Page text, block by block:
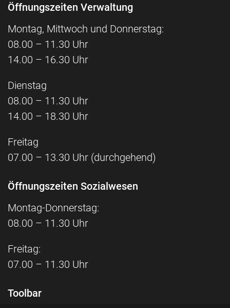
Öffnungszeiten Verwaltung
Montag, Mittwoch und Donnerstag:
08.00 – 11.30 Uhr
14.00 – 16.30 Uhr
Dienstag
08.00 – 11.30 Uhr
14.00 – 18.30 Uhr
Freitag
07.00 – 13.30 Uhr (durchgehend)
Öffnungszeiten Sozialwesen
Montag-Donnerstag:
08.00 – 11.30 Uhr
Freitag:
07.00 – 11.30 Uhr
Toolbar